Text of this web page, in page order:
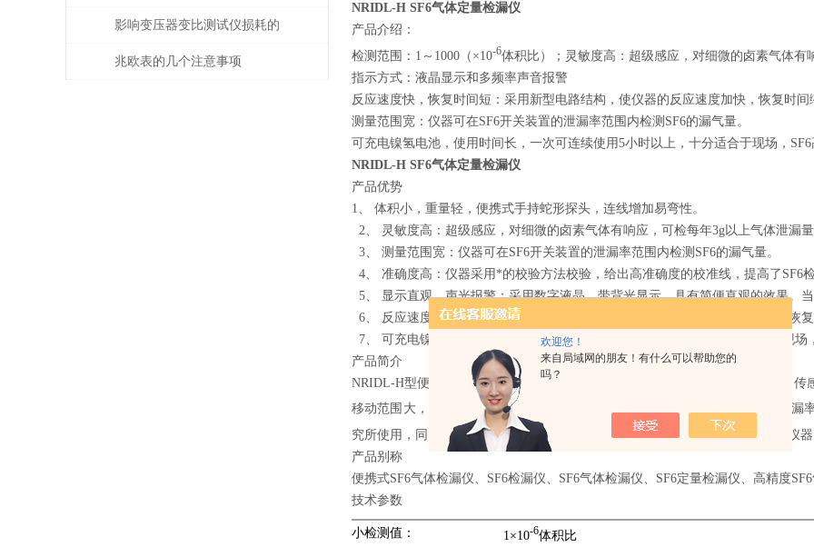
欢迎您！
来自局域网的朋友！有什么可以帮助您的
吗？
吗？
影响变压器变比测试仪损耗的
主要因素是什么？
兆欧表的几个注意事项
NRIDL-H SF6气体定量检漏仪
产品介绍：
检测范围：1～1000（×10-6体积比）；灵敏度高：超级感应，对细微的卤素气体有
指示方式：液晶显示和多频率声音报警
反应速度快，恢复时间短：采用新型电路结构，使仪器的反应速度加快，恢复时
测量范围宽：仪器可在SF6开关装置的泄漏率范围内检测SF6的漏气量。
可充电镍氢电池，使用时间长，一次可连续使用5小时以上，十分适合于现场，
NRIDL-H SF6气体定量检漏仪
产品优势
1、 体积小，重量轻，便携式手持蛇形探头，连线增加易弯性。
2、 灵敏度高：超级感应，对细微的卤素气体有响应，可检每年3g以上气体泄漏
3、 测量范围宽：仪器可在SF6开关装置的泄漏率范围内检测SF6的漏气量。
4、 准确度高：仪器采用*的校验方法校验，给出高准确度的校准线，提高了SF6
5、 显示直观，声光报警：采用数字液晶，带背光显示，具有简便直观的效果。
6、 反应速度快，恢复时间短：采用新型电路结构，使仪器的反应速度加快，恢
7、 可充电镍氢电池，使用时间长，一次可连续使用5小时以上，十分适合于现场
产品简介
NRIDL-H型便携式SF
6气体定量检漏仪是测量气体泄漏的新一代产品，采用进口
移动范围大，可迅速、准确的定性和定量检测SF 6 断路器和GIS的泄漏点及年泄
究所使用，同时也十分适合SF6高压开关厂作为SF6电器设备及出口产品的配套仪
产品别称
便携式SF6气体检漏仪、SF6检漏仪、SF6气体检漏仪、SF6定量检漏仪、高精度
技术参数
小检测值： 1×10-6体积比